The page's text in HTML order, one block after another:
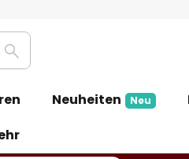
Suche
Neuheiten Neu